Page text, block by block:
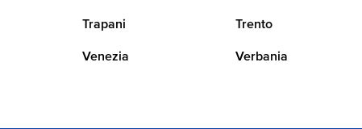
Trapani Trento
Venezia Verbania